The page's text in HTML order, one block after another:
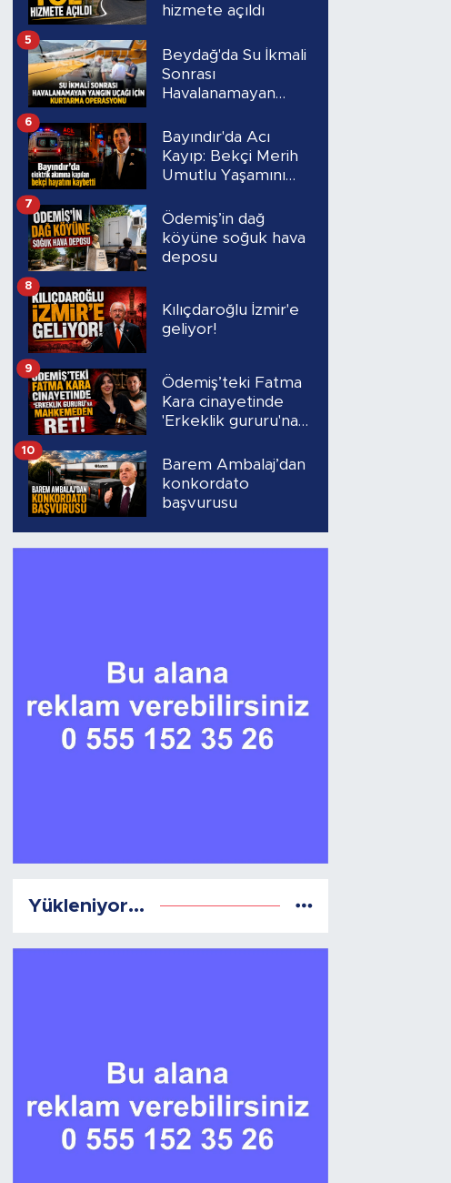
hizmete açıldı
Beydağ'da Su İkmali
Sonrası
Havalanamayan
Kurtarma
Operasyonu
5
Bayındır'da Acı
Kayıp: Bekçi Merih
Umutlu Yaşamını
6
Ödemiş’in dağ
köyüne soğuk hava
deposu
7
Kılıçdaroğlu İzmir'e
geliyor!
8
Ödemiş’teki Fatma
Kara cinayetinde
'Erkeklik gururu'na
9
Barem Ambalaj’dan
konkordato
başvurusu
10
Yükleniyor...